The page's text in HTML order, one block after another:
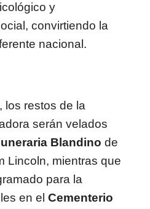
y
convirtiendo la
nacional.
, los restos de la
serán velados
Blandino de
Lincoln, mientras que
para la
en el Cementerio